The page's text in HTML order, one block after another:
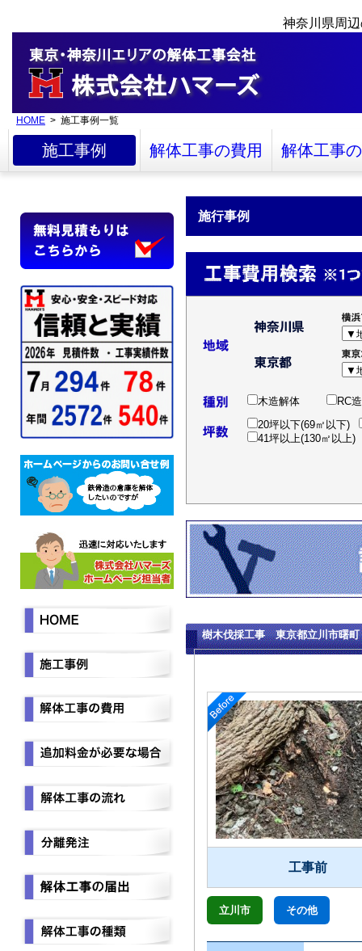
神奈川県周
HOME > 施工事例一覧
施工事例 解体工事の費用 解体工事
施行事例
木造解体
RC
20坪以下(69㎡以下)
41坪以上(130㎡以上)
樹木伐採工事 東京都立川市曙町
工事前
立川市 その他